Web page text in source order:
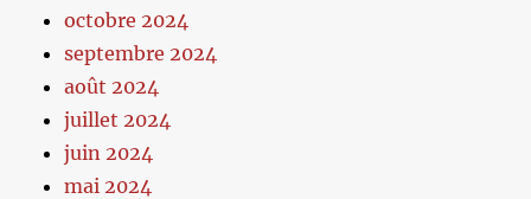
octobre 2024
septembre 2024
août 2024
juillet 2024
juin 2024
mai 2024